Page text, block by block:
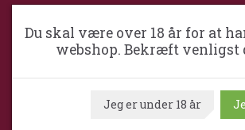
Middelfartvej 2
DK-4200 Slagelse
Danmark
kim@slagelsevinkompagni.dk
Du skal være over 18 år for at
webshop. Bekræft venligst
Jeg er under 18 år